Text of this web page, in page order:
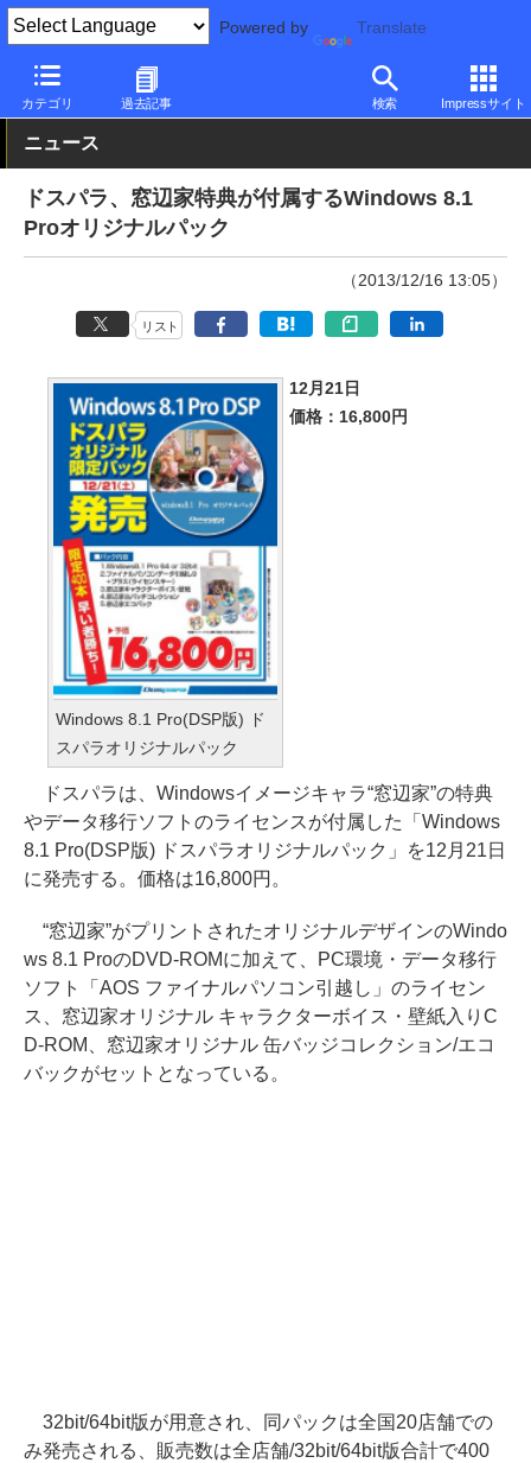
Powered by Translate
カテゴリ 過去記事 検索 Impressサイト
PC Watch ソフトウェア/アプリ その他
ニュース
ドスパラ、窓辺家特典が付属するWindows 8.1
Proオリジナルパック
（2013/12/16 13:05）
リスト
Windows 8.1 Pro(DSP版) ド
スパラオリジナルパック
12月21日
価格：16,800円
ドスパラは、Windowsイメージキャラ“窓辺家”の特典
やデータ移行ソフトのライセンスが付属した「Windows
8.1 Pro(DSP版) ドスパラオリジナルパック」を12月21日
に発売する。価格は16,800円。
“窓辺家”がプリントされたオリジナルデザインのWindo
ws 8.1 ProのDVD-ROMに加えて、PC環境・データ移行
ソフト「AOS ファイナルパソコン引越し」のライセン
ス、窓辺家オリジナル キャラクターボイス・壁紙入りC
D-ROM、窓辺家オリジナル 缶バッジコレクション/エコ
バックがセットとなっている。
32bit/64bit版が用意され、同パックは全国20店舗での
み発売される、販売数は全店舗/32bit/64bit版合計で400